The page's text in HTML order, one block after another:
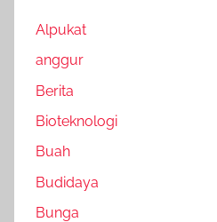
Alpukat
anggur
Berita
Bioteknologi
Buah
Budidaya
Bunga